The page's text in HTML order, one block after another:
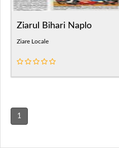
Ziarul Bihari Naplo
Ziare Locale
1